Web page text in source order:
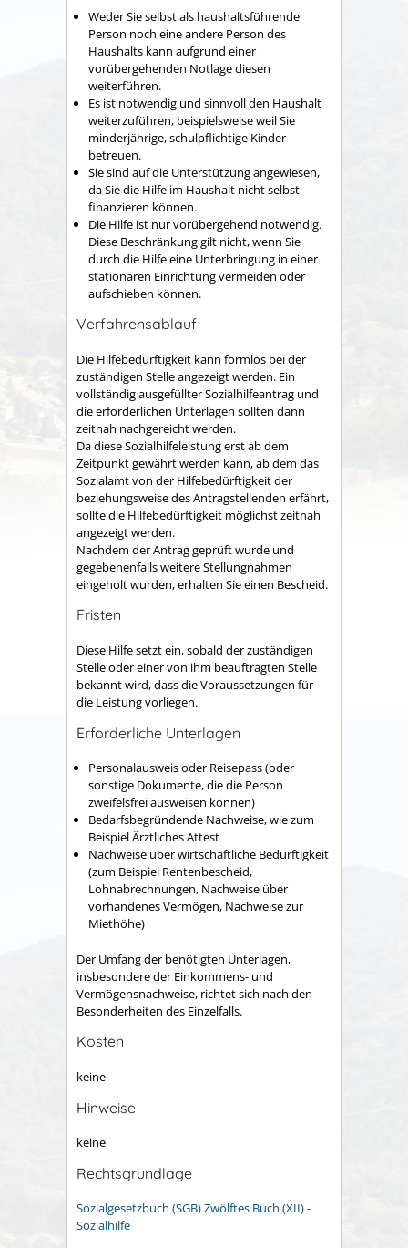
Weder Sie selbst als haushaltsführende
Person noch eine andere Person des
Haushalts kann aufgrund einer
vorübergehenden Notlage diesen
weiterführen.
Es ist notwendig und sinnvoll den Haushalt
weiterzuführen, beispielsweise weil Sie
minderjährige, schulpflichtige Kinder
betreuen.
Sie sind auf die Unterstützung angewiesen,
da Sie die Hilfe im Haushalt nicht selbst
finanzieren können.
Die Hilfe ist nur vorübergehend notwendig.
Diese Beschränkung gilt nicht, wenn Sie
durch die Hilfe eine Unterbringung in einer
stationären Einrichtung vermeiden oder
aufschieben können.
Verfahrensablauf
Die Hilfebedürftigkeit kann formlos bei der
zuständigen Stelle angezeigt werden. Ein
vollständig ausgefüllter Sozialhilfeantrag und
die erforderlichen Unterlagen sollten dann
zeitnah nachgereicht werden.
Da diese Sozialhilfeleistung erst ab dem
Zeitpunkt gewährt werden kann, ab dem das
Sozialamt von der Hilfebedürftigkeit der
beziehungsweise des Antragstellenden erfährt,
sollte die Hilfebedürftigkeit möglichst zeitnah
angezeigt werden.
Nachdem der Antrag geprüft wurde und
gegebenenfalls weitere Stellungnahmen
eingeholt wurden, erhalten Sie einen Bescheid.
Fristen
Diese Hilfe setzt ein, sobald der zuständigen
Stelle oder einer von ihm beauftragten Stelle
bekannt wird, dass die Voraussetzungen für
die Leistung vorliegen.
Erforderliche Unterlagen
Personalausweis oder Reisepass (oder
sonstige Dokumente, die die Person
zweifelsfrei ausweisen können)
Bedarfsbegründende Nachweise, wie zum
Beispiel Ärztliches Attest
Nachweise über wirtschaftliche Bedürftigkeit
(zum Beispiel Rentenbescheid,
Lohnabrechnungen, Nachweise über
vorhandenes Vermögen, Nachweise zur
Miethöhe)
Der Umfang der benötigten Unterlagen,
insbesondere der Einkommens- und
Vermögensnachweise, richtet sich nach den
Besonderheiten des Einzelfalls.
Kosten
keine
Hinweise
keine
Rechtsgrundlage
Sozialgesetzbuch (SGB) Zwölftes Buch (XII) -
Sozialhilfe